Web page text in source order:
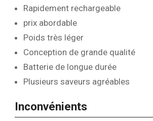
Rapidement rechargeable
prix abordable
Poids très léger
Conception de grande qualité
Batterie de longue durée
Plusieurs saveurs agréables
Inconvénients